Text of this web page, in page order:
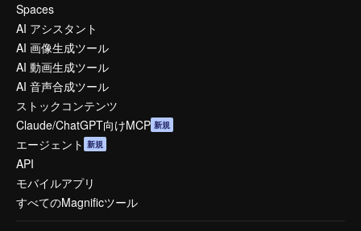
Spaces
AI アシスタント
AI 画像生成ツール
AI 動画生成ツール
AI 音声合成ツール
ストックコンテンツ
Claude/ChatGPT向けMCP 新規
エージェント 新規
API
モバイルアプリ
すべてのMagnificツール